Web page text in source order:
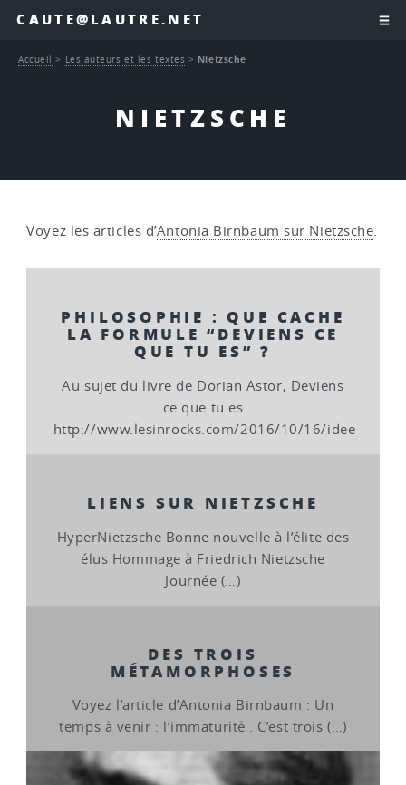
CAUTE@LAUTRE.NET
NIETZSCHE
Accueil > Les auteurs et les textes > Nietzsche
Voyez les articles d’Antonia Birnbaum sur Nietzsche.
PHILOSOPHIE : QUE CACHE
LA FORMULE “DEVIENS CE
QUE TU ES” ?
Au sujet du livre de Dorian Astor, Deviens
ce que tu es
http://www.lesinrocks.com/2016/10/16/idee
LIENS SUR NIETZSCHE
HyperNietzsche Bonne nouvelle à l’élite des
élus Hommage à Friedrich Nietzsche
Journée (…)
DES TROIS
MÉTAMORPHOSES
Voyez l’article d’Antonia Birnbaum : Un
temps à venir : l’immaturité . C’est trois (…)